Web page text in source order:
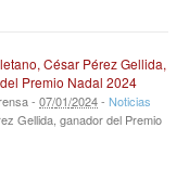
César Pérez Gellida,
Premio Nadal 2024
- 07/01/2024- Noticias
Gellida, ganador del Premio